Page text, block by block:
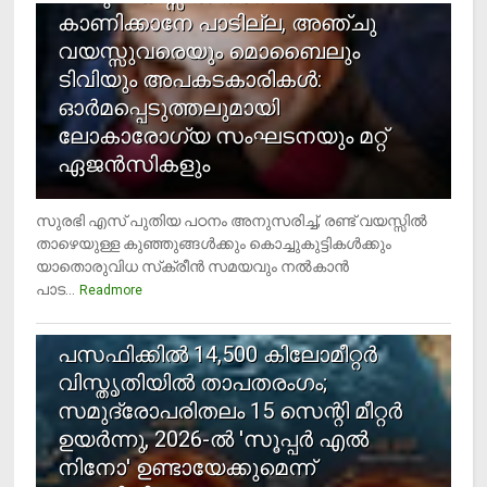
കാണിക്കാനേ പാടില്ല, അഞ്ചു
വയസ്സുവരെയും മൊബൈലും
ടിവിയും അപകടകാരികള്‍:
ഓര്‍മപ്പെടുത്തലുമായി
ലോകാരോഗ്യ സംഘടനയും മറ്റ്
ഏജന്‍സികളും
സുരഭി എസ് പുതിയ പഠനം അനുസരിച്ച്, രണ്ട് വയസ്സില്‍
താഴെയുള്ള കുഞ്ഞുങ്ങള്‍ക്കും കൊച്ചുകുട്ടികള്‍ക്കും
യാതൊരുവിധ സ്‌ക്രീന്‍ സമയവും നല്‍കാന്‍
പാട...
Readmore
പസഫിക്കില്‍ 14,500 കിലോമീറ്റര്‍
വിസ്തൃതിയില്‍ താപതരംഗം;
സമുദ്രോപരിതലം 15 സെന്റി മീറ്റര്‍
ഉയര്‍ന്നു, 2026-ല്‍ 'സൂപ്പര്‍ എല്‍
നിനോ' ഉണ്ടായേക്കുമെന്ന്